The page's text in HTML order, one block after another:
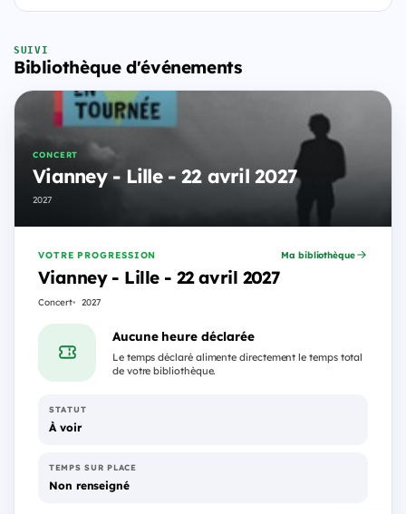
SUIVI
Bibliothèque d'événements
CONCERT
Vianney - Lille - 22 avril 2027
2027
VOTRE PROGRESSION
Vianney - Lille - 22 avril 2027
Concert 2027
Ma bibliothèque
Aucune heure déclarée
Le temps déclaré alimente directement le temps total
de votre bibliothèque.
STATUT
À voir
TEMPS SUR PLACE
Non renseigné